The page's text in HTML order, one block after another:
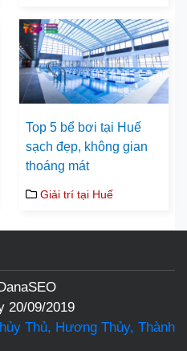
Top 5 bể bơi tại Huế
sạch đẹp, không gian
thoáng mát
Giải trí tại Huế
20/09/2019
Thủ, Hương Thủy, Thành